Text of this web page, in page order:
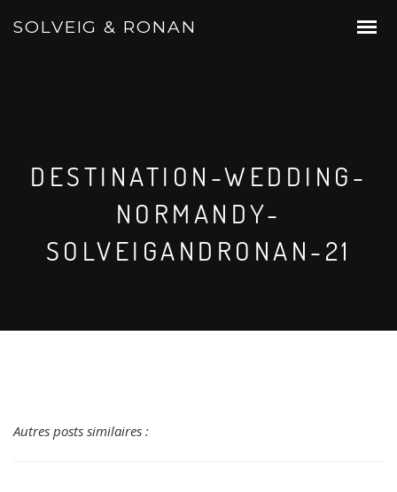
SOLVEIG & RONAN
DESTINATION-WEDDING-
NORMANDY-
SOLVEIGANDRONAN-21
Autres posts similaires :